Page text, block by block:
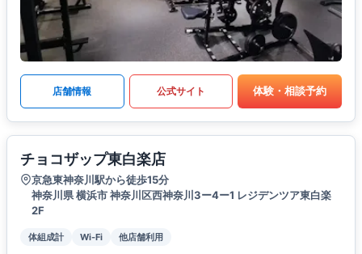
店舗情報 公式サイト 体験・相談予約
チョコザップ東白楽店
京急東神奈川駅から徒歩15分
神奈川県 横浜市 神奈川区西神奈川3ー4ー1 レジデンツア東白楽
2F
体組成計 Wi-Fi 他店舗利用